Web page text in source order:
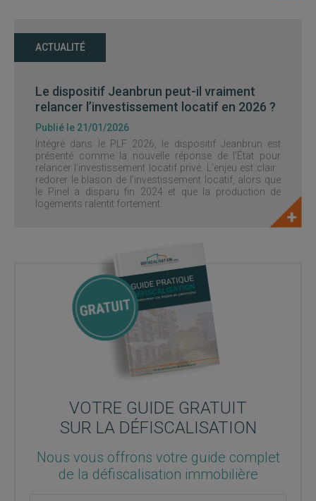
ACTUALITÉ
Le dispositif Jeanbrun peut-il vraiment
relancer l’investissement locatif en 2026 ?
Publié le 21/01/2026
Intégré dans le PLF 2026, le dispositif Jeanbrun est
présenté comme la nouvelle réponse de l’État pour
relancer l’investissement locatif privé. L’enjeu est clair :
redorer le blason de l’investissement locatif, alors que
le Pinel a disparu fin 2024 et que la production de
logements ralentit fortement.
VOTRE GUIDE GRATUIT
SUR LA DÉFISCALISATION
Nous vous offrons votre guide complet
de la défiscalisation immobilière